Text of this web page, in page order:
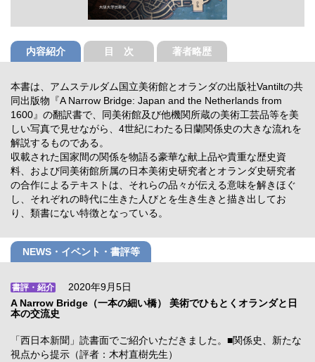
内容紹介 目 次 著者略歴
本書は、アムステルダム国立美術館とオランダの出版社Vantiltの共
同出版物『A Narrow Bridge: Japan and the Netherlands from
1600』の翻訳書で、同美術館及び他機関所蔵の美術工芸品等を美
しい写真で見せながら、4世紀にわたる日蘭関係史の大きな流れを
解説するものである。
収載された国家間の関係を物語る豪華な献上品や貴重な歴史資
料、および同美術館所属の日本美術史研究者とオランダ史研究者
の合作によるテキストは、それらの品々が伝える意味を解きほぐ
し、それぞれの時代に生きた人びとを生き生きと描き出してお
り、類書にない特徴となっている。
NEWS・イベント・書評等
書評・紹介
2020年9月5日
A Narrow Bridge（一本の細い橋） 美術でひもとくオランダと日
本の交流史
「西日本新聞」読書面でご紹介いただきました。■関係史、新たな
視点から提示（評者：木村直樹先生）